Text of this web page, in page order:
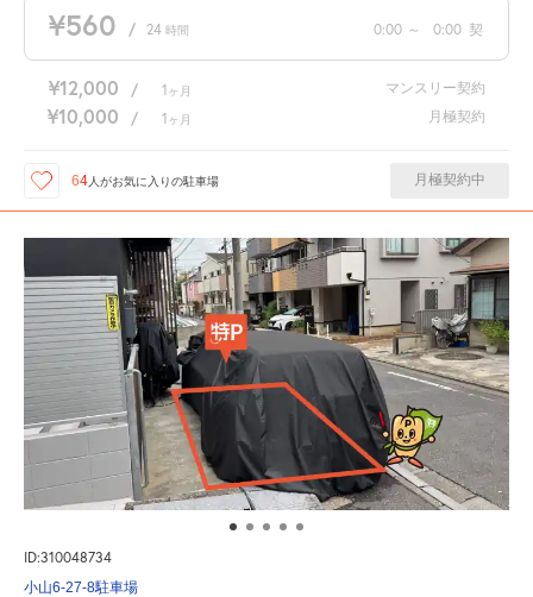
¥560 / 24 時間 0:00 ～ 0:00 契
¥12,000 / 1 ヶ月 マンスリー契約
¥10,000 / 1 ヶ月 月極契約
64 人がお気に入りの駐車場 月極契約中
ID:310048734
小山6-27-8駐車場